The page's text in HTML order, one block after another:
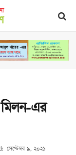
এর
সেপ্টেম্বর ৯, ২০২১